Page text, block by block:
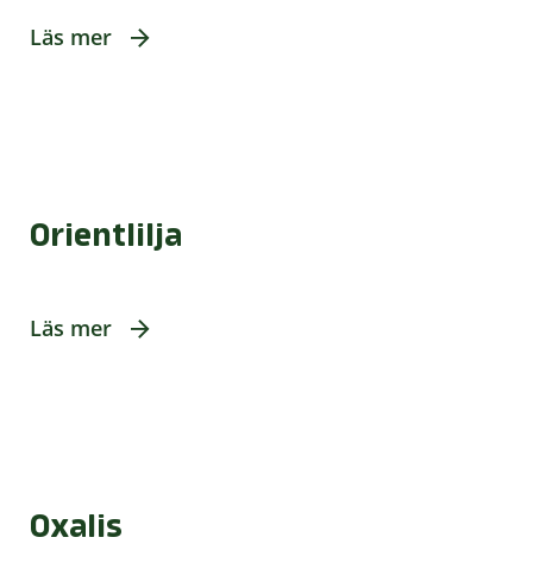
Läs mer
Orientlilja
Läs mer
Oxalis